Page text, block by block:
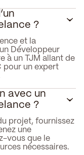
?
et la
Développeur
à un TJM allant de
pour un expert
avec un
?
projet, fournissez
une
vous que le
nécessaires.